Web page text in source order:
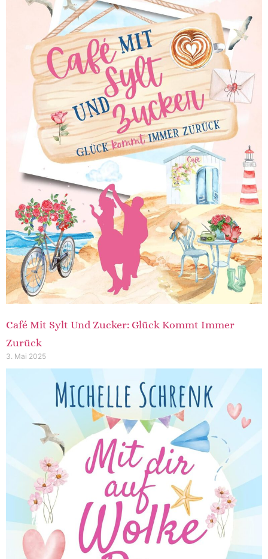
Café Mit Sylt Und Zucker: Glück Kommt Immer
Zurück
3. Mai 2025